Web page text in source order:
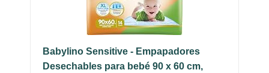
Babylino Sensitive - Empapadores
Desechables para bebé 90 x 60 cm,